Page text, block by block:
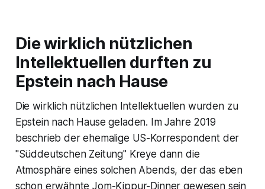
Die wirklich nützlichen
Intellektuellen durften zu
Epstein nach Hause
Die wirklich nützlichen Intellektuellen wurden zu
Epstein nach Hause geladen. Im Jahre 2019
beschrieb der ehemalige US-Korrespondent der
"Süddeutschen Zeitung" Kreye dann die
Atmosphäre eines solchen Abends, der das eben
schon erwähnte Jom-Kippur-Dinner gewesen sein